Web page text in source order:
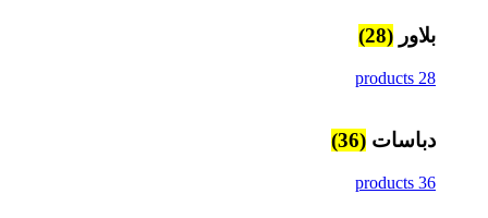
بلاور (28)
28 products
دباسات (36)
36 products